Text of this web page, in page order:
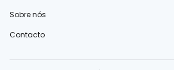
Sobre nós
Contacto